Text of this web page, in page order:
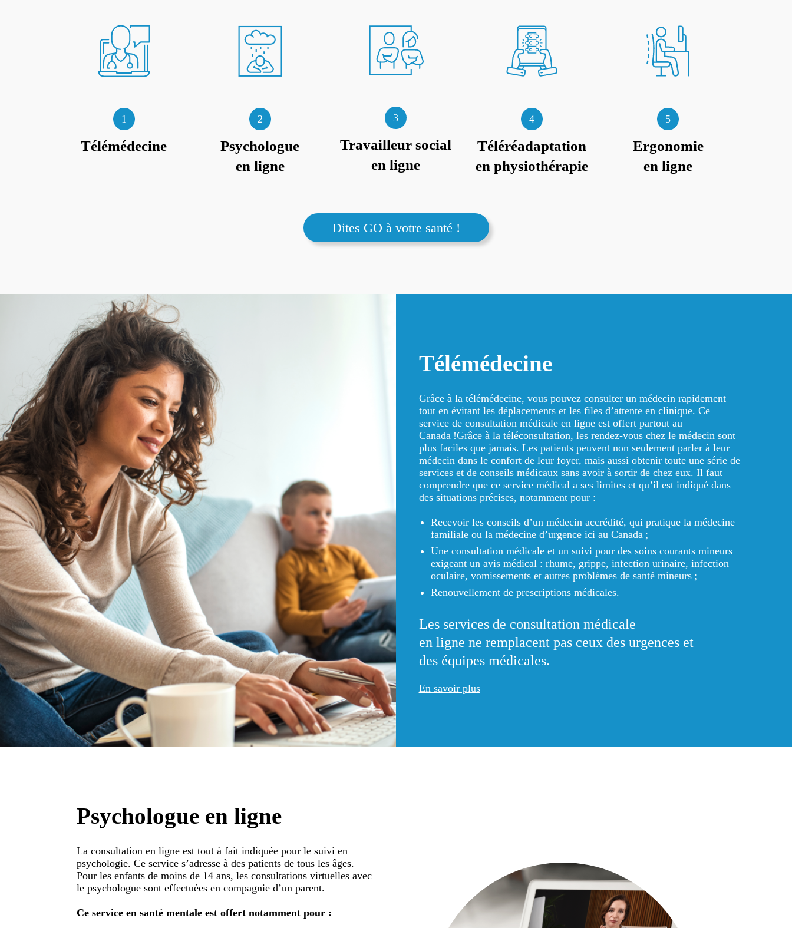
1
Télémédecine
2
Psychologue
en ligne
3
Travailleur social
en ligne
4
Téléréadaptation
en physiothérapie
5
Ergonomie
en ligne
Dites GO à votre santé !
Télémédecine
Grâce à la télémédecine, vous pouvez consulter un médecin rapidement
tout en évitant les déplacements et les files d’attente en clinique. Ce
service de consultation médicale en ligne est offert partout au
Canada !Grâce à la téléconsultation, les rendez-vous chez le médecin sont
plus faciles que jamais. Les patients peuvent non seulement parler à leur
médecin dans le confort de leur foyer, mais aussi obtenir toute une série de
services et de conseils médicaux sans avoir à sortir de chez eux. Il faut
comprendre que ce service médical a ses limites et qu’il est indiqué dans
des situations précises, notamment pour :
Recevoir les conseils d’un médecin accrédité, qui pratique la médecine
familiale ou la médecine d’urgence ici au Canada ;
Une consultation médicale et un suivi pour des soins courants mineurs
exigeant un avis médical : rhume, grippe, infection urinaire, infection
oculaire, vomissements et autres problèmes de santé mineurs ;
Renouvellement de prescriptions médicales.
Les services de consultation médicale
en ligne ne remplacent pas ceuxdes urgences et
des équipes médicales.
En savoir plus
Psychologue en ligne
La consultation en ligne est tout à fait indiquée pour le suivi en
psychologie. Ce service s’adresse à des patients de tous les âges.
Pour les enfants de moins de 14 ans, les consultations virtuelles avec
le psychologue sont effectuées en compagnie d’un parent.
Ce service en santé mentale est offert notamment pour :